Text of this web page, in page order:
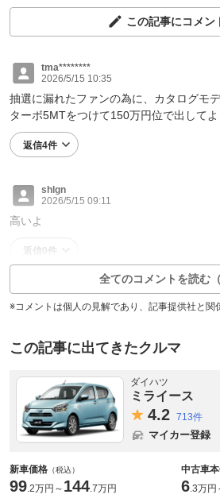
この記事にコメン
tma********
2026/5/15 10:35
抽選に漏れたファンの為に、カタログモ
ターボ5MTをつけて150万円位で出してよ
返信4件
shlgn
2026/5/15 09:11
高いよ
返信0件
全てのコメントを読む（
※コメントは個人の見解であり、記事提供社と関
この記事に出てきたクルマ
ダイハツ
ミライース
4.2 713件
マイカー登録
新車価格 （税込）
99.2万円 ～ 144.7万円
中古車
6.3万円